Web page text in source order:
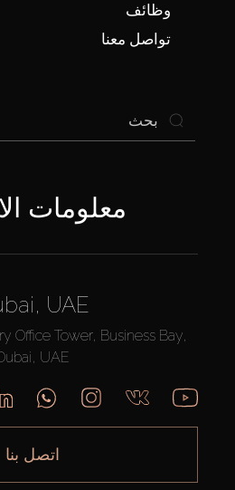
وظائف
تواصل معنا
معلومات
UAE
Office Tower, Business Bay,
UAE
اتصل بنا